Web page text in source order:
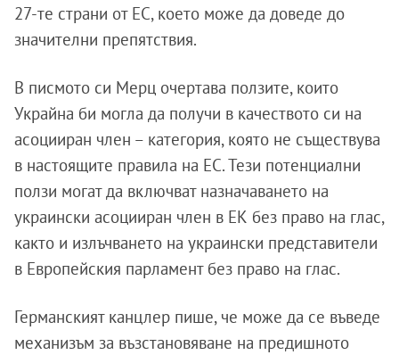
27-те страни от ЕС, което може да доведе до
значителни препятствия.
В писмото си Мерц очертава ползите, които
Украйна би могла да получи в качеството си на
асоцииран член – категория, която не съществува
в настоящите правила на ЕС. Тези потенциални
ползи могат да включват назначаването на
украински асоцииран член в ЕК без право на глас,
както и излъчването на украински представители
в Европейския парламент без право на глас.
Германският канцлер пише, че може да се въведе
механизъм за възстановяване на предишното